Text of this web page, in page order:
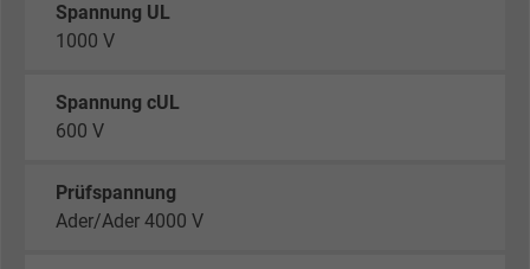
Spannung UL
1000 V
Spannung cUL
600 V
Prüfspannung
Ader/Ader 4000 V